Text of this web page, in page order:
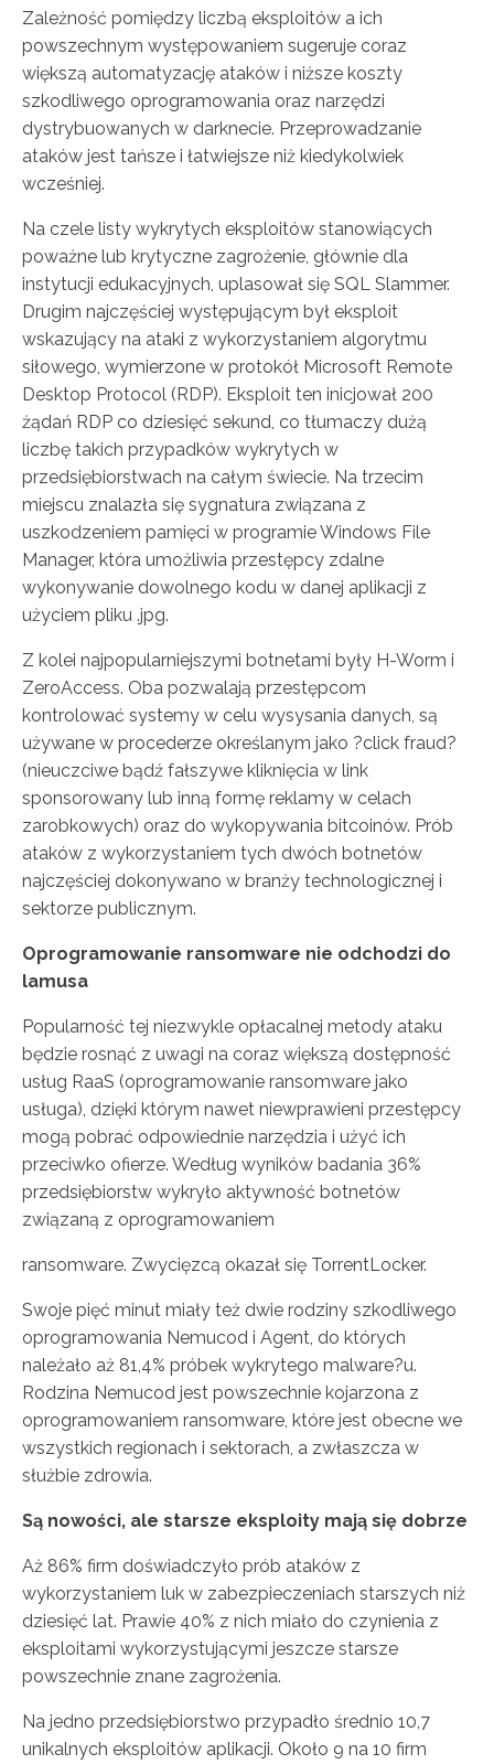
Zależność pomiędzy liczbą eksploitów a ich
powszechnym występowaniem sugeruje coraz
większą automatyzację ataków i niższe koszty
szkodliwego oprogramowania oraz narzędzi
dystrybuowanych w darknecie. Przeprowadzanie
ataków jest tańsze i łatwiejsze niż kiedykolwiek
wcześniej.
Na czele listy wykrytych eksploitów stanowiących
poważne lub krytyczne zagrożenie, głównie dla
instytucji edukacyjnych, uplasował się SQL Slammer.
Drugim najczęściej występującym był eksploit
wskazujący na ataki z wykorzystaniem algorytmu
siłowego, wymierzone w protokół Microsoft Remote
Desktop Protocol (RDP). Eksploit ten inicjował 200
żądań RDP co dziesięć sekund, co tłumaczy dużą
liczbę takich przypadków wykrytych w
przedsiębiorstwach na całym świecie. Na trzecim
miejscu znalazła się sygnatura związana z
uszkodzeniem pamięci w programie Windows File
Manager, która umożliwia przestępcy zdalne
wykonywanie dowolnego kodu w danej aplikacji z
użyciem pliku .jpg.
Z kolei najpopularniejszymi botnetami były H-Worm i
ZeroAccess. Oba pozwalają przestępcom
kontrolować systemy w celu wysysania danych, są
używane w procederze określanym jako ?click fraud?
(nieuczciwe bądź fałszywe kliknięcia w link
sponsorowany lub inną formę reklamy w celach
zarobkowych) oraz do wykopywania bitcoinów. Prób
ataków z wykorzystaniem tych dwóch botnetów
najczęściej dokonywano w branży technologicznej i
sektorze publicznym.
Oprogramowanie ransomware nie odchodzi do
lamusa
Popularność tej niezwykle opłacalnej metody ataku
będzie rosnąć z uwagi na coraz większą dostępność
usług RaaS (oprogramowanie ransomware jako
usługa), dzięki którym nawet niewprawieni przestępcy
mogą pobrać odpowiednie narzędzia i użyć ich
przeciwko ofierze. Według wyników badania 36%
przedsiębiorstw wykryło aktywność botnetów
związaną z oprogramowaniem
ransomware. Zwycięzcą okazał się TorrentLocker.
Swoje pięć minut miały też dwie rodziny szkodliwego
oprogramowania Nemucod i Agent, do których
należało aż 81,4% próbek wykrytego malware?u.
Rodzina Nemucod jest powszechnie kojarzona z
oprogramowaniem ransomware, które jest obecne we
wszystkich regionach i sektorach, a zwłaszcza w
służbie zdrowia.
Są nowości, ale starsze eksploity mają się dobrze
Aż 86% firm doświadczyło prób ataków z
wykorzystaniem luk w zabezpieczeniach starszych niż
dziesięć lat. Prawie 40% z nich miało do czynienia z
eksploitami wykorzystującymi jeszcze starsze
powszechnie znane zagrożenia.
Na jedno przedsiębiorstwo przypadło średnio 10,7
unikalnych eksploitów aplikacji. Około 9 na 10 firm